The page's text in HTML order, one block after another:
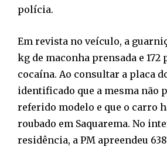
polícia.
Em revista no veículo, a
kg de maconha prensada e 172
cocaína. Ao consultar a placa
identificado que a mesma não
referido modelo e que o carro
roubado em Saquarema. No
residência, a PM apreendeu